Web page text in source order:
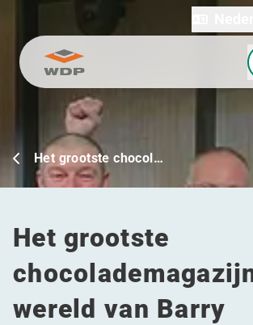
Ga naar inhoud
Het grootste chocol…
Het grootste
wereld van Barry